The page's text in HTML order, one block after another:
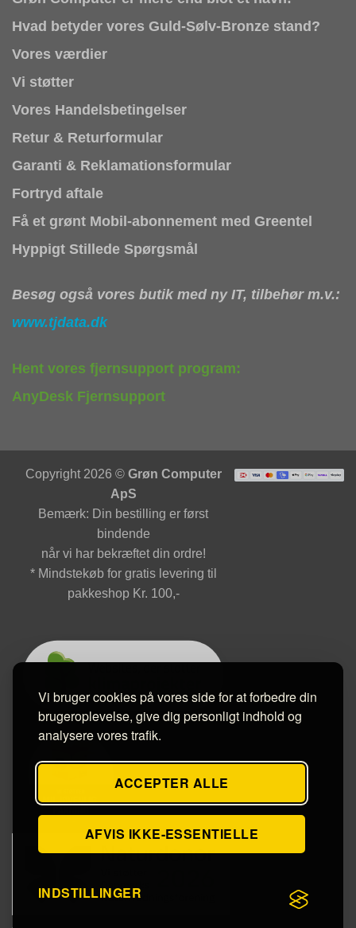
Vi bruger cookies på vores side for at forbedre din
brugeroplevelse, give dig personligt indhold og
analysere vores trafik.
ACCEPTER ALLE
AFVIS IKKE-ESSENTIELLE
INDSTILLINGER
Hvad betyder vores Guld-Sølv-Bronze stand?
Vores værdier
Vi støtter
Vores Handelsbetingelser
Retur & Returformular
Garanti & Reklamationsformular
Fortryd aftale
Få et grønt Mobil-abonnement med Greentel
Hyppigt Stillede Spørgsmål
Besøg også vores butik med ny IT, tilbehør m.v.:
www.tjdata.dk
Hent vores fjernsupport program:
AnyDesk Fjernsupport
Copyright 2026 © Grøn Computer
ApS
Bemærk: Din bestilling er først
bindende
når vi har bekræftet din ordre!
* Mindstekøb for gratis levering til
pakkeshop Kr. 100,-